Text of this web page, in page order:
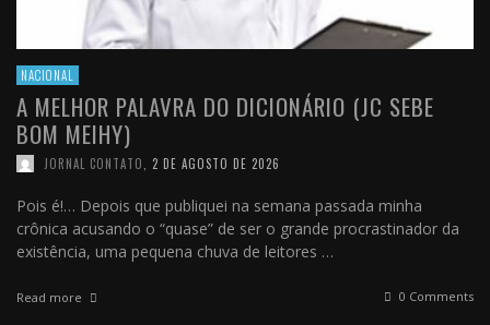
NACIONAL
A MELHOR PALAVRA DO DICIONÁRIO (JC SEBE
BOM MEIHY)
JORNAL CONTATO 2 DE AGOSTO DE 2026
Pois é!… Depois que publiquei na semana passada minha
crônica acusando o “quase” de ser o grande procrastinador da
existência, uma pequena chuva de leitores …
Read more 0 Comments